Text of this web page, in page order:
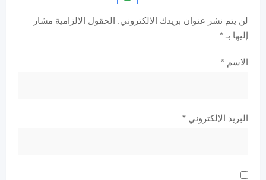
لن يتم نشر عنوان بريدك الإلكتروني. الحقول الإلزامية مشار
إليها بـ *
الاسم *
البريد الإلكتروني *